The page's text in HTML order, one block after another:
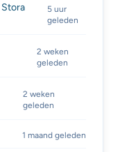
Stora
5 uur
geleden
2 weken
geleden
2 weken
geleden
1 maand geleden